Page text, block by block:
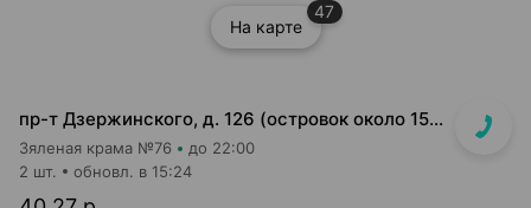
На карте
47
пр-т Дзержинского, д. 126 (островок около 15-16 кассы)
Зяленая крама №76 до 22:00
2 шт. обновл. в 15:24